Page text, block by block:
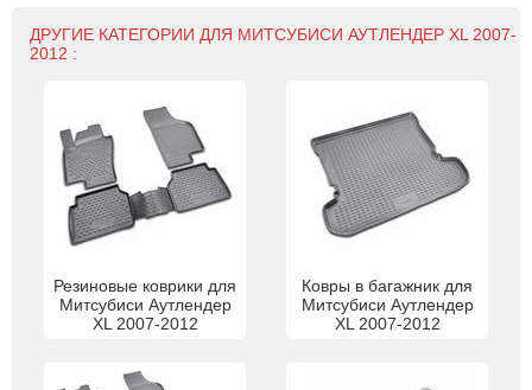
ДРУГИЕ КАТЕГОРИИ ДЛЯ МИТСУБИСИ АУТЛЕНДЕР XL 2007-
2012 :
Резиновые коврики для
Митсубиси Аутлендер
XL 2007-2012
Ковры в багажник для
Митсубиси Аутлендер
XL 2007-2012